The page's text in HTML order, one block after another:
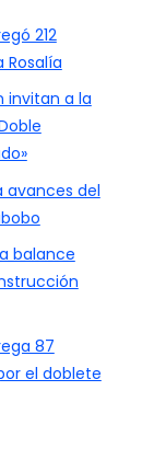
212
Rosalía
invitan a la
avances del
balance
87
el doblete